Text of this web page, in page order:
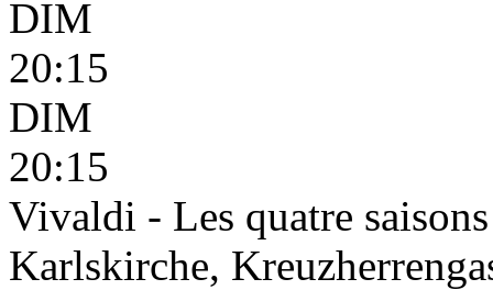
DIM
20:15
DIM
20:15
Vivaldi - Les quatre saisons
Karlskirche,